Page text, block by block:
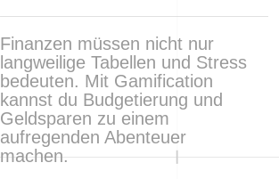
Finanzen müssen nicht nur
langweilige Tabellen und Stress
bedeuten. Mit Gamification
kannst du Budgetierung und
Geldsparen zu einem
aufregenden Abenteuer
machen.